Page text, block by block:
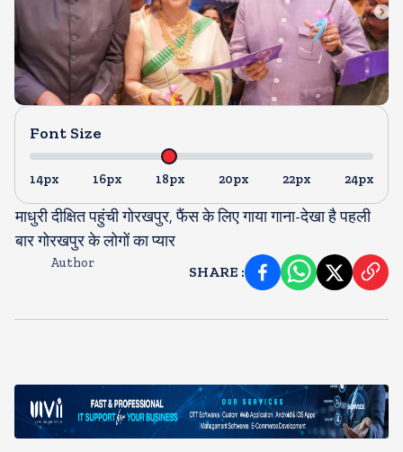
Font Size
14px 16px 18px 20px 22px 24px
माधुरी दीक्षित पहुंची गोरखपुर, फैंस के लिए गाया गाना-देखा है पहली
बार गोरखपुर के लोगों का प्यार
Author
SHARE :